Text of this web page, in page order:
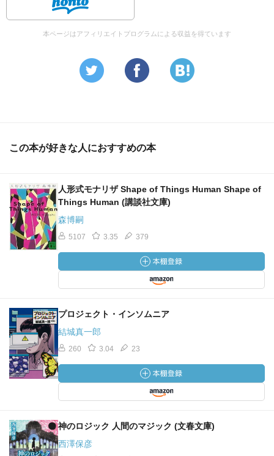
本ページはアフィリエイトプログラムによる収益を得ています
この本が好きな人におすすめの本
人形式モナリザ Shape of Things Human Shape of
Things Human (講談社文庫)
森博嗣
5107 3.35 379
プロジェクト・インソムニア
結城真一郎
260 3.04 23
神のロジック 人間のマジック (文春文庫)
西澤保彦